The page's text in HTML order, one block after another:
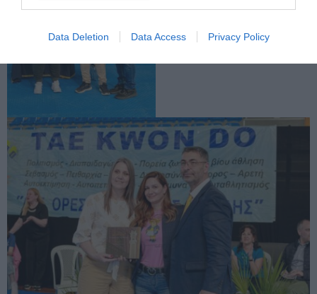
Data Deletion Data Access Privacy Policy